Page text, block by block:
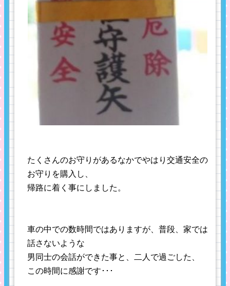
たくさんのお守りがあるなかでやはり交通安全の
お守りを購入し、
帰路に着く事にしました。
車の中での数時間ではありますが、普段、家では
話さないような
男同士の会話ができた事と、二人で過ごした、
この時間に感謝です･･･